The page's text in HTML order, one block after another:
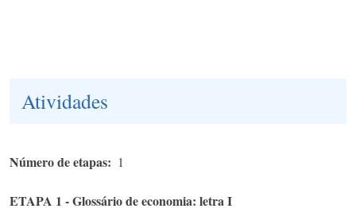
Atividades
Número de etapas 1
ETAPA 1 - Glossário de economia: letra I